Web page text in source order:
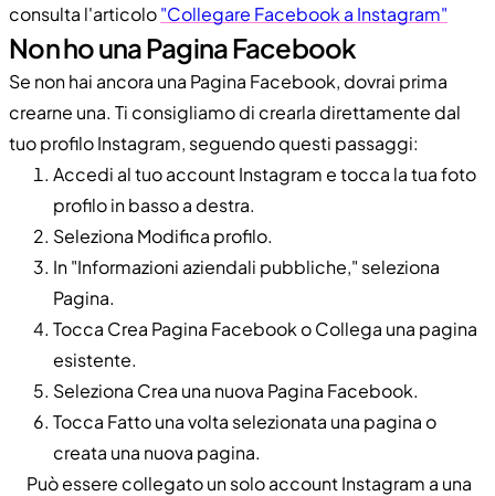
consulta l'articolo"Collegare Facebook a Instagram"
Non ho una Pagina Facebook
Se non hai ancora una Pagina Facebook, dovrai prima
crearne una. Ti consigliamo di crearla direttamente dal
tuo profilo Instagram, seguendo questi passaggi:
Accedi al tuo account Instagram e tocca la tua foto
profilo in basso a destra.
Seleziona Modifica profilo.
In "Informazioni aziendali pubbliche," seleziona
Pagina.
Tocca Crea Pagina Facebook o Collega una pagina
esistente.
Seleziona Crea una nuova Pagina Facebook.
Tocca Fatto una volta selezionata una pagina o
creata una nuova pagina.
Può essere collegato un solo account Instagram a una